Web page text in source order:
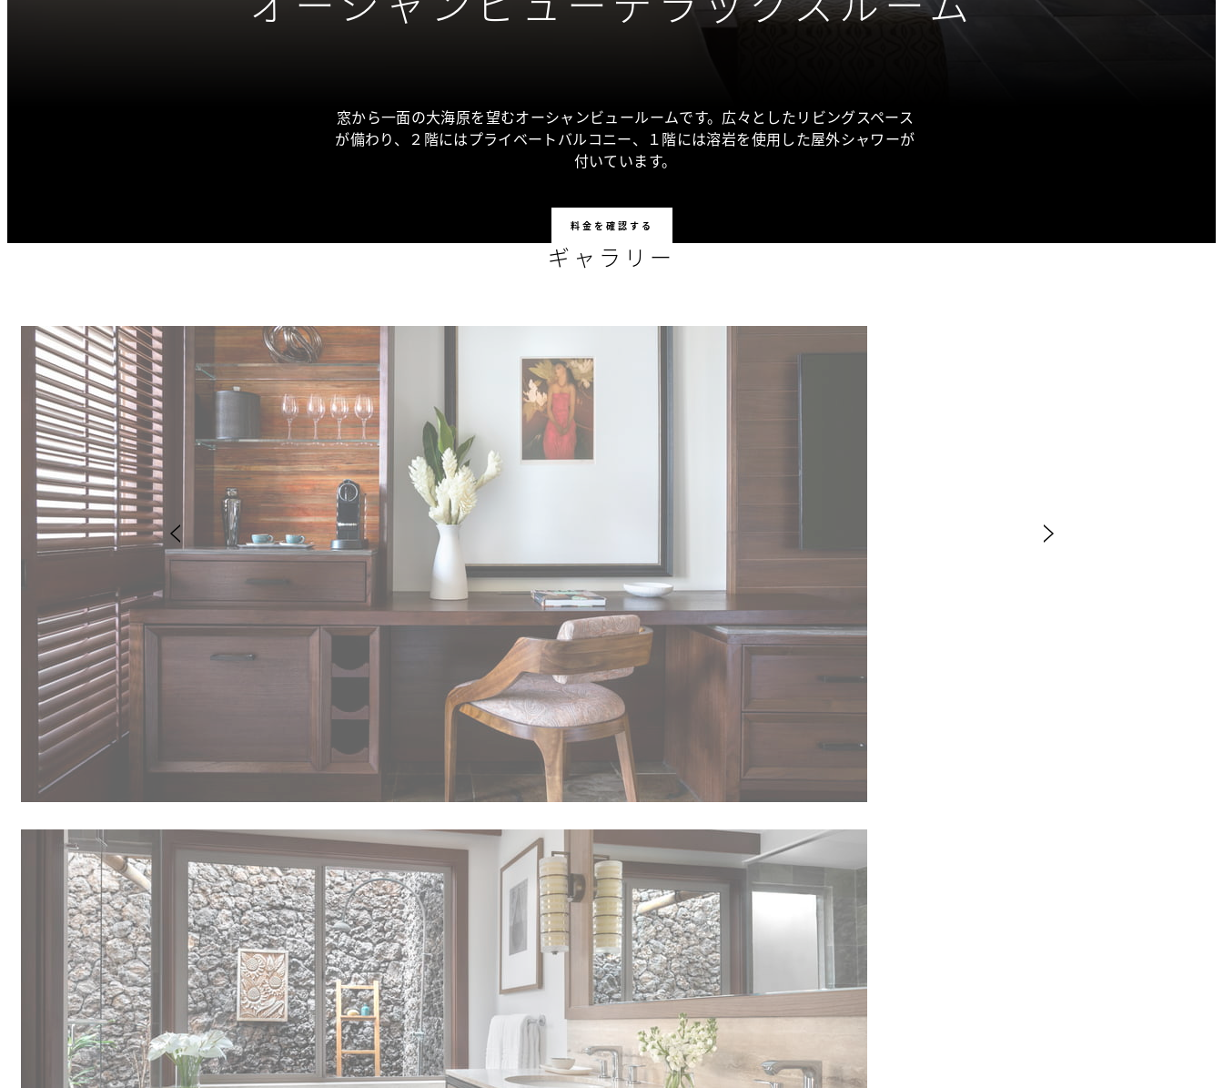
窓から一面の大海原を望むオーシャンビュールームです。広々としたリビングスペース
が備わり、２階にはプライベートバルコニー、１階には溶岩を使用した屋外シャワーが
付いています。
料金を確認する
ギャラリー